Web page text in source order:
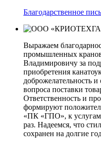
Благодарственное
Выражаем
промышленных
Владимировичу за
приобретения
доброжелательность
вопроса поставки
Ответственность и
формируют
«ПК «ГПО», к услугам
раз. Надеемся, что
сохранен на долгие